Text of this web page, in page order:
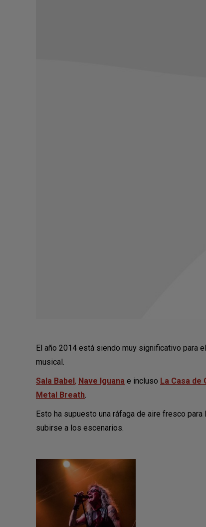
El año 2014 está siendo muy significativo para
musical.
Sala Babel, Nave Iguana e incluso La Casa de
Metal Breath.
Esto ha supuesto una ráfaga de aire fresco
subirse a los escenarios.